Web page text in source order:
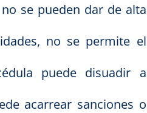
se pueden dar de alta
no se permite el
puede disuadir a
acarrear sanciones o